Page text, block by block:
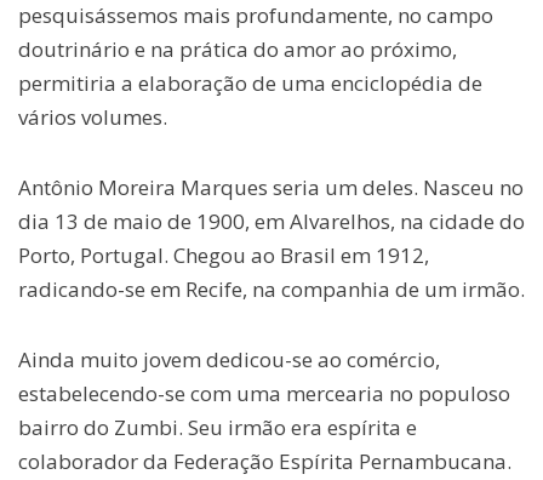
pesquisássemos mais profundamente, no campo
doutrinário e na prática do amor ao próximo,
permitiria a elaboração de uma enciclopédia de
vários volumes.
Antônio Moreira Marques seria um deles. Nasceu no
dia 13 de maio de 1900, em Alvarelhos, na cidade do
Porto, Portugal. Chegou ao Brasil em 1912,
radicando-se em Recife, na companhia de um irmão.
Ainda muito jovem dedicou-se ao comércio,
estabelecendo-se com uma mercearia no populoso
bairro do Zumbi. Seu irmão era espírita e
colaborador da Federação Espírita Pernambucana.